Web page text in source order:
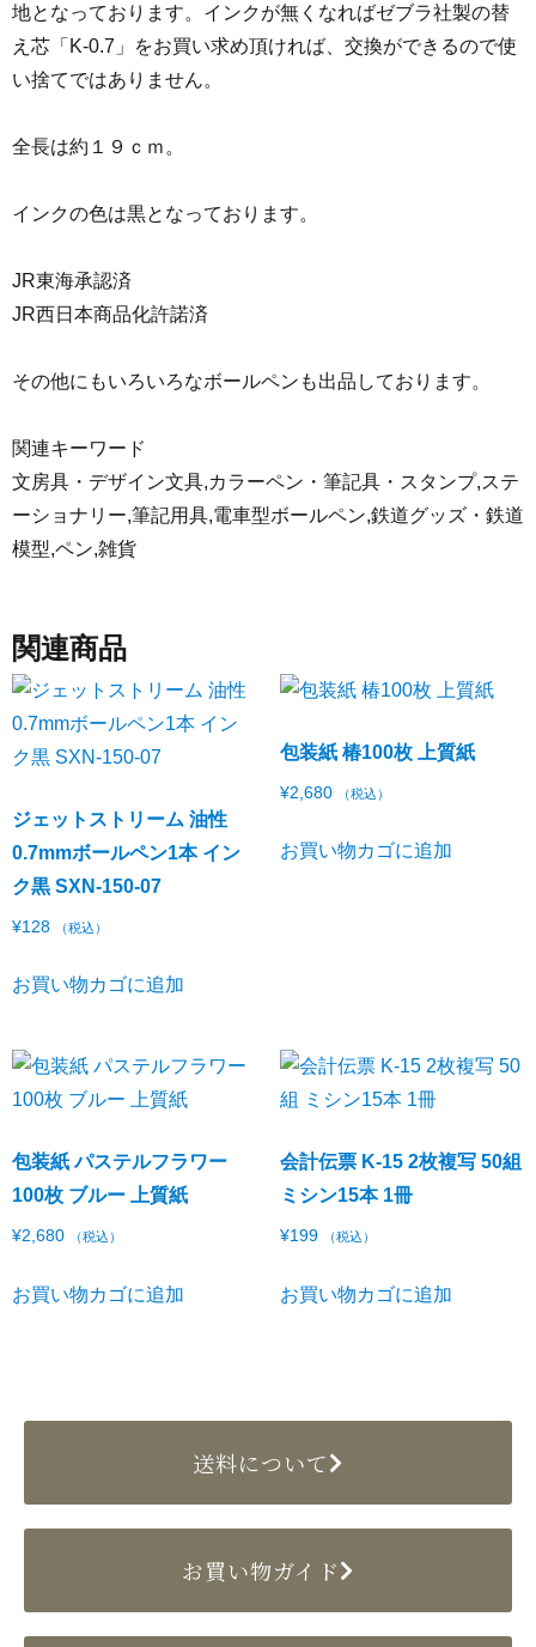
地となっております。インクが無くなればゼブラ社製の替
え芯「K-0.7」をお買い求め頂ければ、交換ができるので使
い捨てではありません。
全長は約１９ｃｍ。
インクの色は黒となっております。
JR東海承認済
JR西日本商品化許諾済
その他にもいろいろなボールペンも出品しております。
関連キーワード
文房具・デザイン文具,カラーペン・筆記具・スタンプ,ステ
ーショナリー,筆記用具,電車型ボールペン,鉄道グッズ・鉄道
模型,ペン,雑貨
関連商品
ジェットストリーム 油性
0.7mmボールペン1本 イン
ク黒 SXN-150-07
¥128 （税込）
お買い物カゴに追加
包装紙 椿100枚 上質紙
¥2,680 （税込）
お買い物カゴに追加
包装紙 パステルフラワー
100枚 ブルー 上質紙
¥2,680 （税込）
お買い物カゴに追加
会計伝票 K-15 2枚複写 50組
ミシン15本 1冊
¥199 （税込）
お買い物カゴに追加
送料について
お買い物ガイド